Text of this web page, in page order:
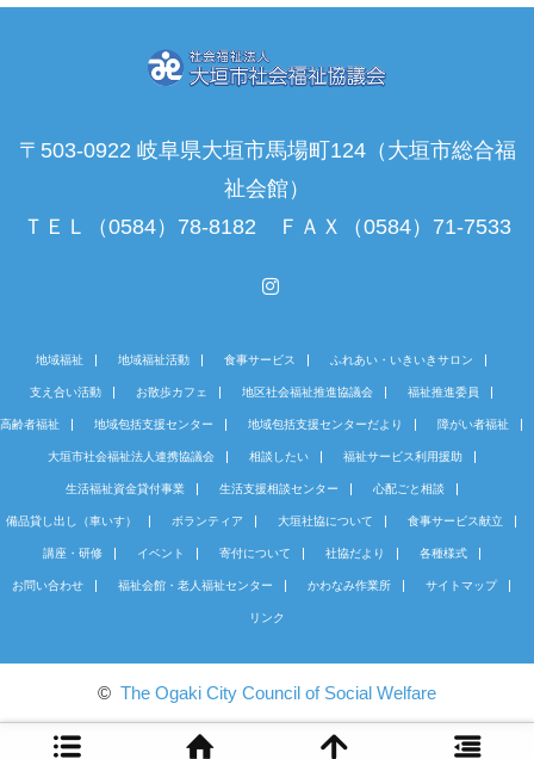
〒503-0922 岐阜県大垣市馬場町124（大垣市総合福
祉会館）
ＴＥＬ（0584）78-8182 ＦＡＸ（0584）71-7533
地域福祉 地域福祉活動 食事サービス ふれあい・いきいきサロン
支え合い活動 お散歩カフェ 地区社会福祉推進協議会 福祉推進委員
高齢者福祉 地域包括支援センター 地域包括支援センターだより 障がい者福祉
大垣市社会福祉法人連携協議会 相談したい 福祉サービス利用援助
生活福祉資金貸付事業 生活支援相談センター 心配ごと相談
備品貸し出し（車いす） ボランティア 大垣社協について 食事サービス献立
講座・研修 イベント 寄付について 社協だより 各種様式
お問い合わせ 福祉会館・老人福祉センター かわなみ作業所 サイトマップ
リンク
© The Ogaki City Council of Social Welfare